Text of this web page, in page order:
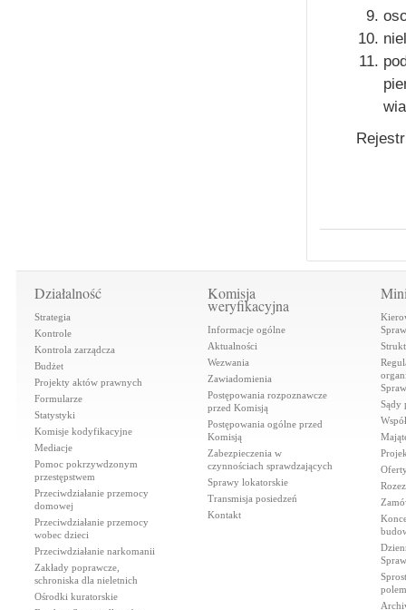
Działalność
Strategia
Kontrole
Kontrola zarządcza
Budżet
Projekty aktów prawnych
Formularze
Statystyki
Komisje kodyfikacyjne
Mediacje
Pomoc pokrzywdzonym
przestępstwem
Przeciwdziałanie przemocy
domowej
Przeciwdziałanie przemocy
wobec dzieci
Przeciwdziałanie narkomanii
Zakłady poprawcze,
schroniska dla nieletnich
Ośrodki kuratorskie
Komisja
weryfikacyjna
Informacje ogólne
Aktualności
Wezwania
Zawiadomienia
Postępowania rozpoznawcze
przed Komisją
Postępowania ogólne przed
Komisją
Zabezpieczenia w
czynnościach sprawdzających
Sprawy lokatorskie
Transmisja posiedzeń
Kontakt
Sądy